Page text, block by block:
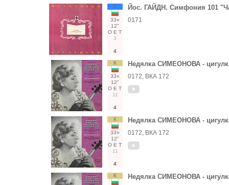
С
33○
12"
О Е Т
3
4
Йос. ГАЙДН. Симфония 101
0171
К
33○
12"
О Е Т
11
4
Недялка СИМЕОНОВА -
0172, ВКА 172
К
33○
12"
О Е Т
11
4
Недялка СИМЕОНОВА -
0172, ВКА 172
К Недялка СИМЕОНОВА -